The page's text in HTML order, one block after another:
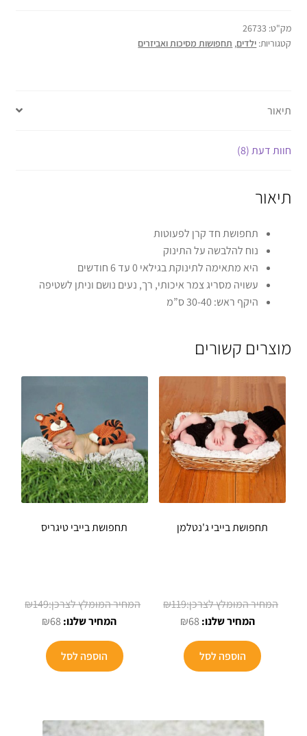
מק"ט: 26733
קטגוריות: ילדים, תחפושות מסיכות ואביזרים
תיאור
חוות דעת (8)
תיאור
תחפושת חד קרן לפעוטות
נוח להלבשה על התינוק
היא מתאימה לתינוקת בגילאי 0 עד 6 חודשים
עשויה מסריג צמר איכותי, רך, נעים נושם וניתן לשטיפה
היקף ראש: 30-40 ס”מ
מוצרים קשורים
תחפושת בייבי ג'נטלמן
₪119 המחיר
₪68
הוספה לסל
תחפושת בייבי טיגריס
₪149
₪68 המחיר
הוספה לסל